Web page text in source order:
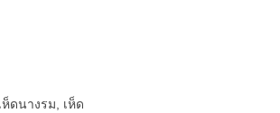
ดนางรม, เห็ด